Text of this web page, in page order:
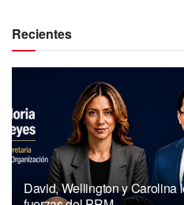
Recientes
David, Wellington y Carolina